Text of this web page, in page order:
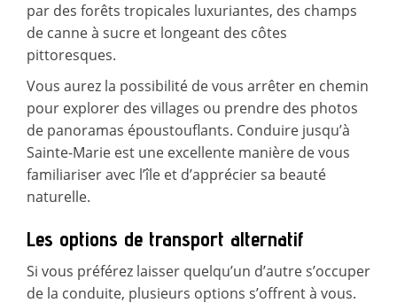
par des forêts tropicales luxuriantes, des champs
de canne à sucre et longeant des côtes
pittoresques.
Vous aurez la possibilité de vous arrêter en chemin
pour explorer des villages ou prendre des photos
de panoramas époustouflants. Conduire jusqu’à
Sainte-Marie est une excellente manière de vous
familiariser avec l’île et d’apprécier sa beauté
naturelle.
Les options de transport alternatif
Si vous préférez laisser quelqu’un d’autre s’occuper
de la conduite, plusieurs options s’offrent à vous.